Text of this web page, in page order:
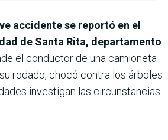
accidente se reportó en el
de Santa Rita, departamento
el conductor de una camioneta
rodado, chocó contra los árboles
investigan las circunstancias